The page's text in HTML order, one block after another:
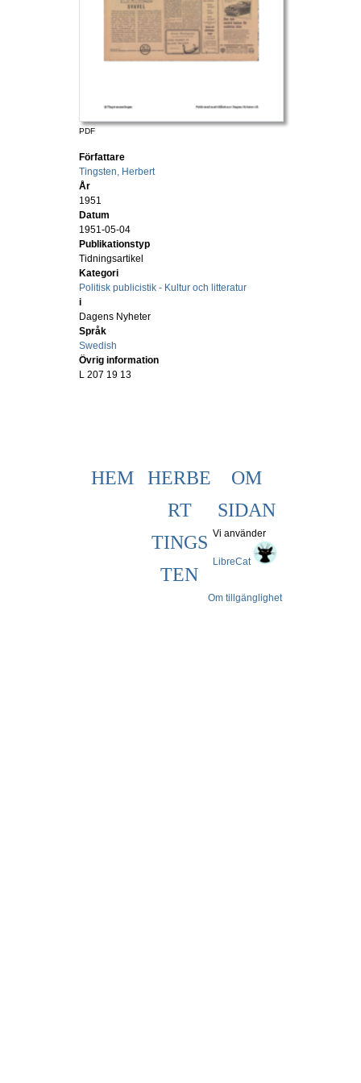
PDF
Författare
Tingsten, Herbert
År
1951
Datum
1951-05-04
Publikationstyp
Tidningsartikel
Kategori
Politisk publicistik - Kultur och litteratur
i
Dagens Nyheter
Språk
Swedish
Övrig information
L 207 19 13
HEM
HERBE
RT
TINGS
TEN
OM
SIDAN
Om tillgänglighet
Vi använder
LibreCat